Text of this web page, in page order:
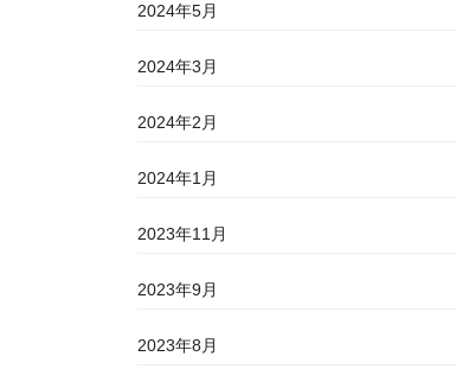
2024年5月
2024年3月
2024年2月
2024年1月
2023年11月
2023年9月
2023年8月